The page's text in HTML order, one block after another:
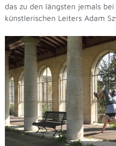
das zu den längsten jemals
künstlerischen Leiters Adam